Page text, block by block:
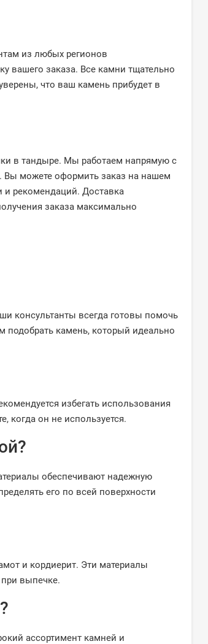
из любых регионов
вашего заказа. Все камни тщательно
что ваш камень прибудет в
в тандыре. Мы работаем напрямую с
Вы можете оформить заказ на нашем
и рекомендаций. Доставка
заказа максимально
консультанты всегда готовы помочь
камень, который идеально
избегать использования
когда он не используется.
обеспечивают надежную
его по всей поверхности
и кордиерит. Эти материалы
выпечке.
ассортимент камней и